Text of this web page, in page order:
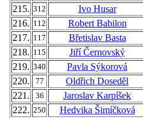
215. 312
Ivo Husar
216. 112
Robert Babilon
217. 117
Břetislav Basta
218. 115
Jiří Černovský
219. 340
Pavla Sýkorová
220.
77
Oldřich Doseděl
221.
36
Jaroslav Karpíšek
222. 250
Hedvika Šimíčková